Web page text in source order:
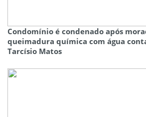
Condomínio é condenado após
queimadura química com água
Tarcísio Matos